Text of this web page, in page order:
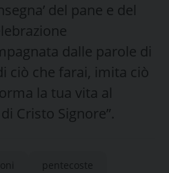
del pane e del
dalle parole di
ciò che farai, imita ciò
la tua vita al
Cristo Signore”.
pentecoste